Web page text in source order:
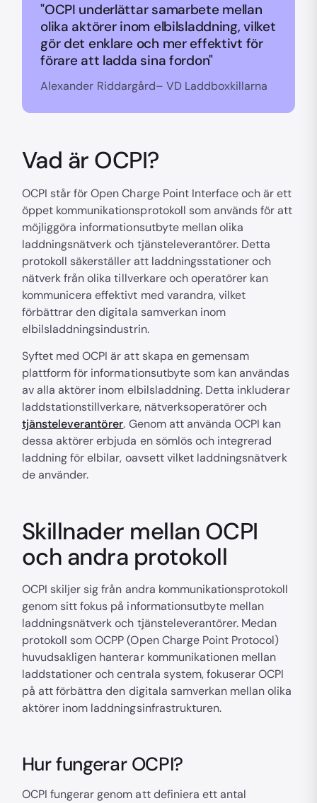
"OCPI underlättar samarbete mellan
olika aktörer inom elbilsladdning, vilket
gör det enklare och mer effektivt för
förare att ladda sina fordon"
Alexander Riddargård– VD Laddboxkillarna
Vad är OCPI?
OCPI står för Open Charge Point Interface och är ett
öppet kommunikationsprotokoll som används för att
möjliggöra informationsutbyte mellan olika
laddningsnätverk och tjänsteleverantörer. Detta
protokoll säkerställer att laddningsstationer och
nätverk från olika tillverkare och operatörer kan
kommunicera effektivt med varandra, vilket
förbättrar den digitala samverkan inom
elbilsladdningsindustrin.
Syftet med OCPI är att skapa en gemensam
plattform för informationsutbyte som kan användas
av alla aktörer inom elbilsladdning. Detta inkluderar
laddstationstillverkare, nätverksoperatörer och
tjänsteleverantörer. Genom att använda OCPI kan
dessa aktörer erbjuda en sömlös och integrerad
laddning för elbilar, oavsett vilket laddningsnätverk
de använder.
Skillnader mellan OCPI
och andra protokoll
OCPI skiljer sig från andra kommunikationsprotokoll
genom sitt fokus på informationsutbyte mellan
laddningsnätverk och tjänsteleverantörer. Medan
protokoll som OCPP (Open Charge Point Protocol)
huvudsakligen hanterar kommunikationen mellan
laddstationer och centrala system, fokuserar OCPI
på att förbättra den digitala samverkan mellan olika
aktörer inom laddningsinfrastrukturen.
Hur fungerar OCPI?
OCPI fungerar genom att definiera ett antal